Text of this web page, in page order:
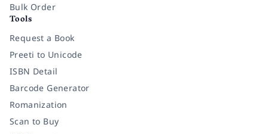
Bulk Order
Tools
Request a Book
Preeti to Unicode
ISBN Detail
Barcode Generator
Romanization
Scan to Buy